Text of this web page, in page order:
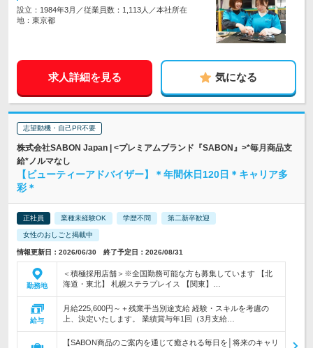
設立：1984年3月／従業員数：1,113人／本社所在
地：東京都
求人詳細を見る 気になる
志望動機・自己PR不要
株式会社SABON Japan | <プレミアムブランド『SABON』>*毎月商品支
給*ノルマなし
【ビューティーアドバイザー】＊年間休日120日＊キャリア多
彩＊
正社員 業種未経験OK 学歴不問 第二新卒歓迎
女性のおしごと掲載中
情報更新日：2026/06/30 終了予定日：2026/08/31
勤務地
＜積極採用店舗＞※全国勤務可能な方も募集しています 【北
海道・東北】 札幌ステラプレイス 【関東】…
給与
月給225,600円～＋残業手当別途支給 経験・スキルを考慮の
上、決定いたします。 業績賞与年1回（3月支給…
【SABON商品のご案内を通じて癒される毎日を│将来のキャリ